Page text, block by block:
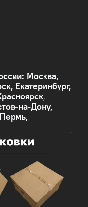
Москва,
Екатеринбург,
на-Дону,